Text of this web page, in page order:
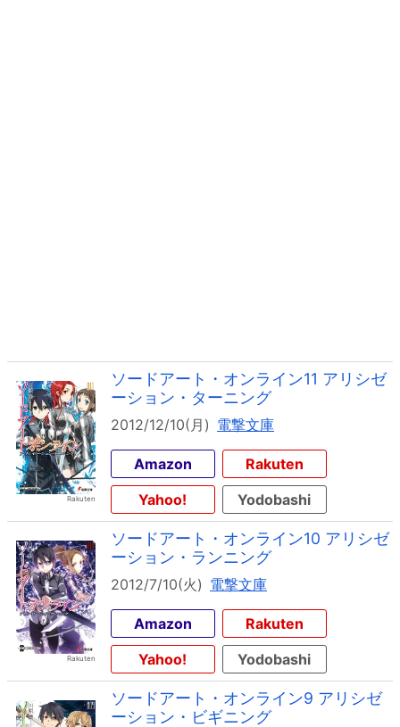
ソードアート・オンライン11 アリシゼ
ーション・ターニング
2012/12/10(月) 電撃文庫
Amazon
Rakuten
Yahoo!
Yodobashi
ソードアート・オンライン10 アリシゼ
ーション・ランニング
2012/7/10(火) 電撃文庫
Amazon
Rakuten
Yahoo!
Yodobashi
ソードアート・オンライン9 アリシゼ
ーション・ビギニング